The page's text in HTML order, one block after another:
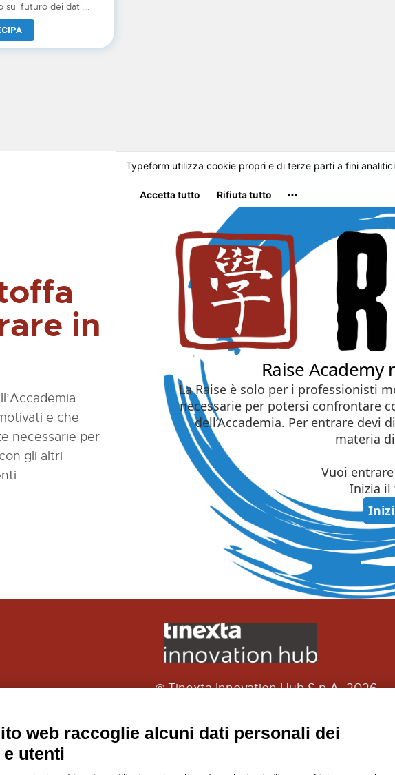
sul futuro dei dati,
in preziose
in
e che
necessarie per
gli altri
© Tinexta Innovation Hub S.p.A. 2026
Società soggetta alla Direzione e Coordinamento di
Privacy Policy
web raccoglie alcuni dati personali dei
utenti